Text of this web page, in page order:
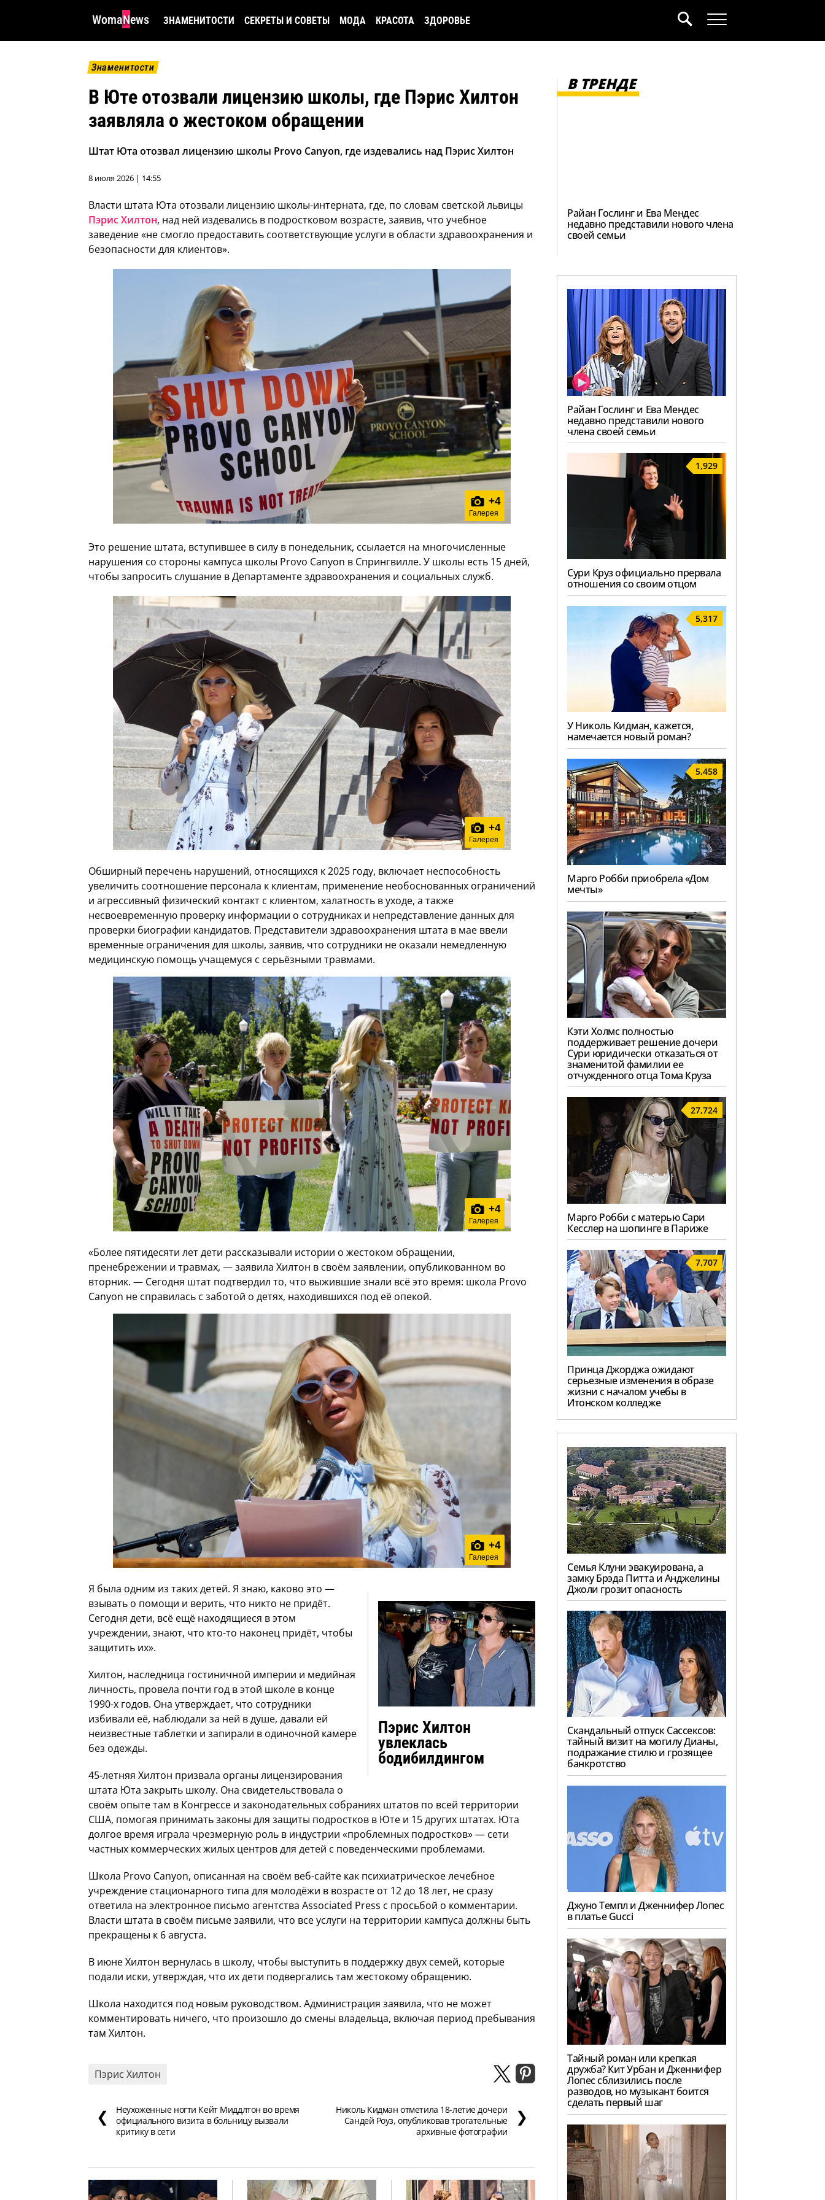
WomaNews ЗНАМЕНИТОСТИ СЕКРЕТЫ И СОВЕТЫ МОДА КРАСОТА ЗДОРОВЬЕ
Знаменитости
В Юте отозвали лицензию школы, где Пэрис Хилтон
заявляла о жестоком обращении
Штат Юта отозвал лицензию школы Provo Canyon, где издевались над Пэрис Хилтон
8 июля 2026 | 14:55
Власти штата Юта отозвали лицензию школы-интерната, где, по словам светской львицы
Пэрис Хилтон, над ней издевались в подростковом возрасте, заявив, что учебное
заведение «не смогло предоставить соответствующие услуги в области здравоохранения и
безопасности для клиентов».
+4
Галерея
Это решение штата, вступившее в силу в понедельник, ссылается на многочисленные
нарушения со стороны кампуса школы Provo Canyon в Спрингвилле. У школы есть 15 дней,
чтобы запросить слушание в Департаменте здравоохранения и социальных служб.
+4
Галерея
Обширный перечень нарушений, относящихся к 2025 году, включает неспособность
увеличить соотношение персонала к клиентам, применение необоснованных ограничений
и агрессивный физический контакт с клиентом, халатность в уходе, а также
несвоевременную проверку информации о сотрудниках и непредставление данных для
проверки биографии кандидатов. Представители здравоохранения штата в мае ввели
временные ограничения для школы, заявив, что сотрудники не оказали немедленную
медицинскую помощь учащемуся с серьёзными травмами.
+4
Галерея
«Более пятидесяти лет дети рассказывали истории о жестоком обращении,
пренебрежении и травмах, — заявила Хилтон в своём заявлении, опубликованном во
вторник. — Сегодня штат подтвердил то, что выжившие знали всё это время: школа Provo
Canyon не справилась с заботой о детях, находившихся под её опекой.
+4
Галерея
Пэрис Хилтон
увлеклась
бодибилдингом
Я была одним из таких детей. Я знаю, каково это —
взывать о помощи и верить, что никто не придёт.
Сегодня дети, всё ещё находящиеся в этом
учреждении, знают, что кто-то наконец придёт, чтобы
защитить их».
Хилтон, наследница гостиничной империи и медийная
личность, провела почти год в этой школе в конце
1990-х годов. Она утверждает, что сотрудники
избивали её, наблюдали за ней в душе, давали ей
неизвестные таблетки и запирали в одиночной камере
без одежды.
45-летняя Хилтон призвала органы лицензирования
штата Юта закрыть школу. Она свидетельствовала о
своём опыте там в Конгрессе и законодательных собраниях штатов по всей территории
США, помогая принимать законы для защиты подростков в Юте и 15 других штатах. Юта
долгое время играла чрезмерную роль в индустрии «проблемных подростков» — сети
частных коммерческих жилых центров для детей с поведенческими проблемами.
Школа Provo Canyon, описанная на своём веб-сайте как психиатрическое лечебное
учреждение стационарного типа для молодёжи в возрасте от 12 до 18 лет, не сразу
ответила на электронное письмо агентства Associated Press с просьбой о комментарии.
Власти штата в своём письме заявили, что все услуги на территории кампуса должны быть
прекращены к 6 августа.
В июне Хилтон вернулась в школу, чтобы выступить в поддержку двух семей, которые
подали иски, утверждая, что их дети подвергались там жестокому обращению.
Школа находится под новым руководством. Администрация заявила, что не может
комментировать ничего, что произошло до смены владельца, включая период пребывания
там Хилтон.
Пэрис Хилтон
❮
Неухоженные ногти Кейт Миддлтон во время
официального визита в больницу вызвали
критику в сети
Николь Кидман отметила 18-летие дочери
Сандей Роуз, опубликовав трогательные
архивные фотографии
❯
В ТРЕНДЕ
Райан Гослинг и Ева Мендес
недавно представили нового члена
своей семьи
Райан Гослинг и Ева Мендес
недавно представили нового
члена своей семьи
1,929
Сури Круз официально прервала
отношения со своим отцом
5,317
У Николь Кидман, кажется,
намечается новый роман?
5,458
Марго Робби приобрела «Дом
мечты»
Кэти Холмс полностью
поддерживает решение дочери
Сури юридически отказаться от
знаменитой фамилии ее
отчужденного отца Тома Круза
27,724
Марго Робби с матерью Сари
Кесслер на шопинге в Париже
7,707
Принца Джорджа ожидают
серьезные изменения в образе
жизни с началом учебы в
Итонском колледже
Семья Клуни эвакуирована, а
замку Брэда Питта и Анджелины
Джоли грозит опасность
Скандальный отпуск Сассексов:
тайный визит на могилу Дианы,
подражание стилю и грозящее
банкротство
Джуно Темпл и Дженнифер Лопес
в платье Gucci
Тайный роман или крепкая
дружба? Кит Урбан и Дженнифер
Лопес сблизились после
разводов, но музыкант боится
сделать первый шаг